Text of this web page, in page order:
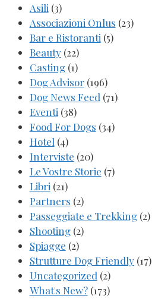
Asili (3)
Associazioni Onlus (23)
Bar e Ristoranti (5)
Beauty(22)
Casting(1)
Dog Advisor(196)
Dog News Feed (71)
Eventi (38)
Food For Dogs (34)
Hotel (4)
Interviste (20)
Le Vostre Storie (7)
Libri (21)
Partners (2)
Passeggiate e Trekking(2)
Shooting(2)
Spiagge (2)
Strutture Dog Friendly(17)
Uncategorized (2)
What's New?(173)